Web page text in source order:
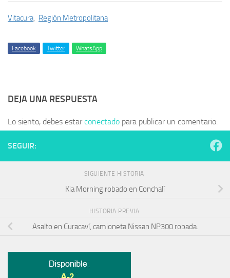
Vitacura, Región Metropolitana
Facebook Twitter WhatsApp
DEJA UNA RESPUESTA
Lo siento, debes estarconectado para publicar un comentario.
SEGUIR:
SIGUIENTE HISTORIA
Kia Morning robado en Conchalí
HISTORIA PREVIA
Asalto en Curacaví, camioneta Nissan NP300 robada.